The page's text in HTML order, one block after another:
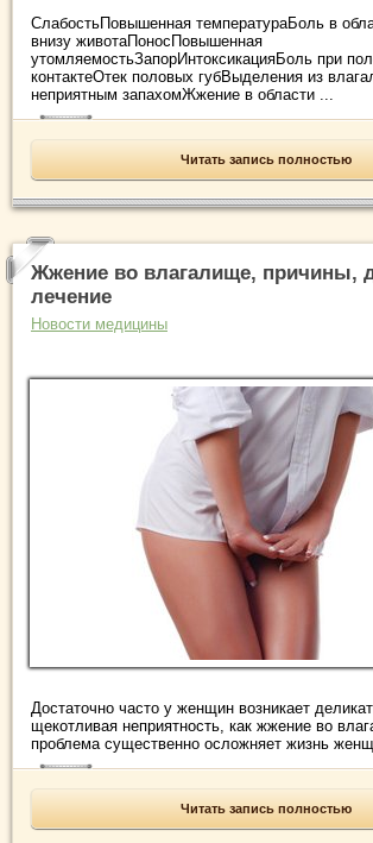
СлабостьПовышенная температураБоль в
внизу животаПоносПовышенная
утомляемостьЗапорИнтоксикацияБоль при
контактеОтек половых губВыделения из
неприятным запахомЖжение в области ...
Читать запись полностью
Жжение во влагалище, причины,
лечение
Новости медицины
Достаточно часто у женщин возникает
щекотливая неприятность, как жжение во
проблема существенно осложняет жизнь
Читать запись полностью